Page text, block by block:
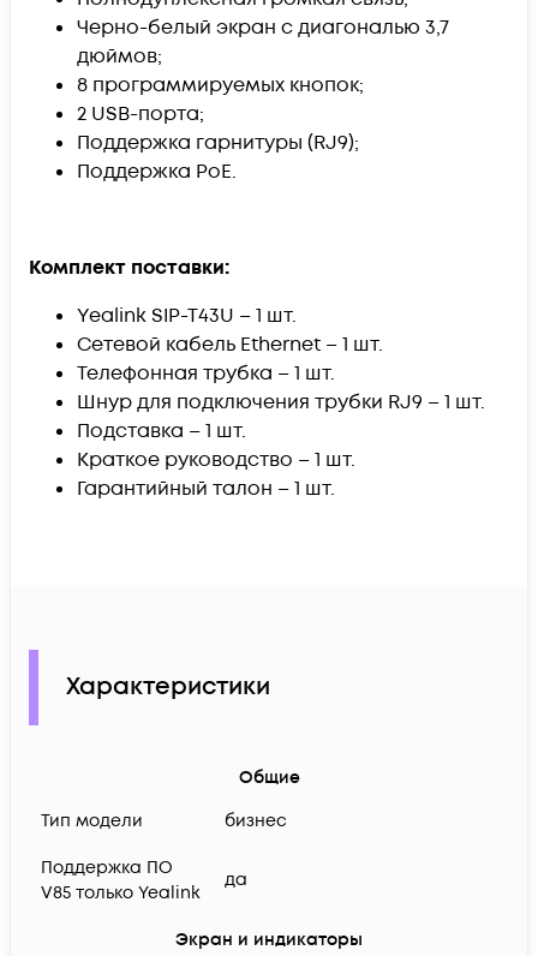
Черно-белый экран с диагональю 3,7
дюймов;
8 программируемых кнопок;
2 USB-порта;
Поддержка гарнитуры (RJ9);
Поддержка РоЕ.
Комплект поставки:
Yealink SIP-T43U – 1 шт.
Сетевой кабель Ethernet – 1 шт.
Телефонная трубка – 1 шт.
Шнур для подключения трубки RJ9 – 1 шт.
Подставка – 1 шт.
Краткое руководство – 1 шт.
Гарантийный талон – 1 шт.
Характеристики
Общие
Тип модели
бизнес
Поддержка ПО
V85 только Yealink
да
Экран и индикаторы